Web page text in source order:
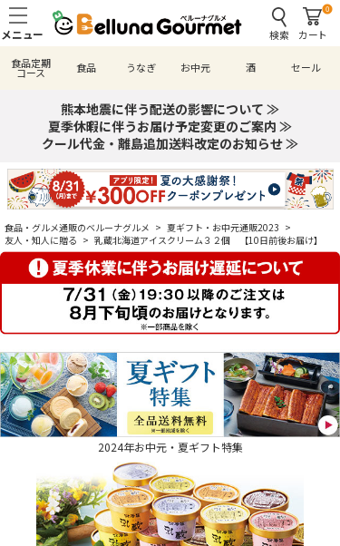
検索
0
カート
食品定期
コース 食品 うなぎ お中元 酒 セール
熊本地震に伴う配送の影響について ≫
夏季休暇に伴うお届け予定変更のご案内 ≫
クール代金・離島追加送料改定のお知らせ ≫
食品・グルメ通販のベルーナグルメ > 夏ギフト・お中元通販2023 >
友人・知人に贈る > 乳蔵北海道アイスクリーム３２個 【10日前後お届け】
2024年お中元・夏ギフト特集